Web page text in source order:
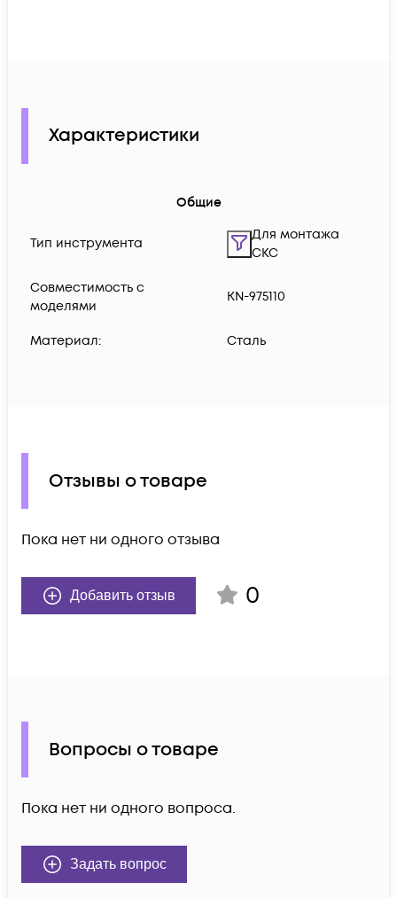
Характеристики
Общие
Тип инструмента
Для монтажа
СКС
Совместимость с
моделями
KN-975110
Материал: Сталь
Отзывы о товаре
Пока нет ни одного отзыва
Добавить отзыв 0
Вопросы о товаре
Пока нет ни одного вопроса.
Задать вопрос